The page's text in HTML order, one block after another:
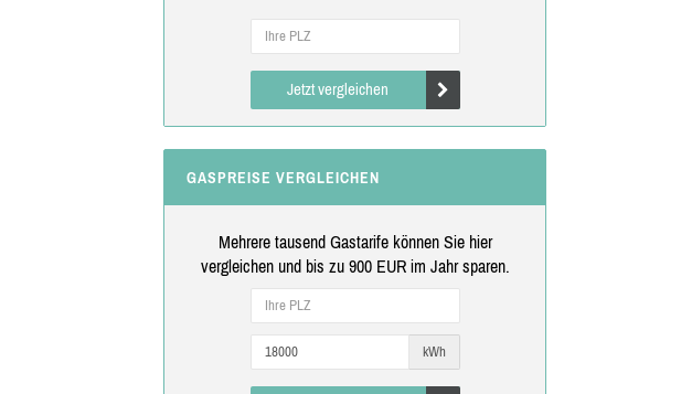
Jetzt vergleichen
GASPREISE VERGLEICHEN
Mehrere tausend Gastarife können Sie hier
vergleichen und bis zu 900 EUR im Jahr sparen.
kWh